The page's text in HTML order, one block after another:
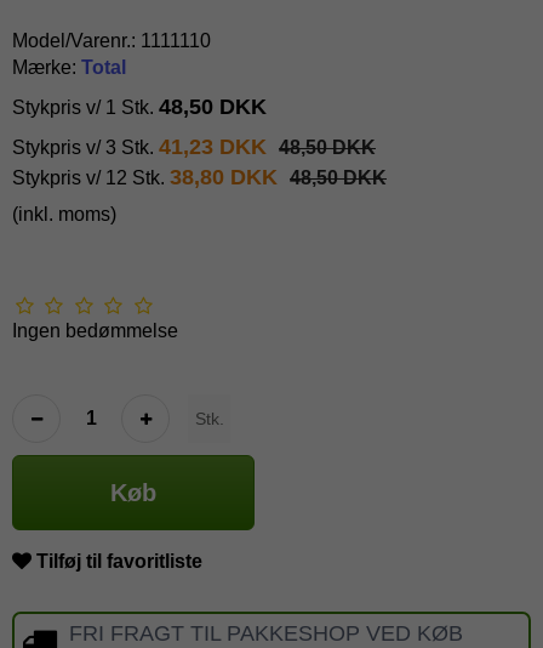
Model/Varenr.: 1111110
Mærke: Total
Stykpris v/ 1 Stk. 48,50 DKK
Stykpris v/ 3 Stk. 41,23 DKK 48,50 DKK
Stykpris v/ 12 Stk. 38,80 DKK 48,50 DKK
(inkl. moms)
Ingen bedømmelse
Stk.
Køb
Tilføj til favoritliste
FRI FRAGT TIL PAKKESHOP VED KØB